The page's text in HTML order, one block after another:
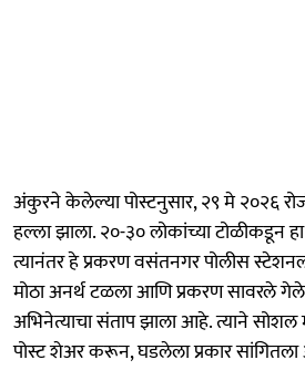
अंकुरने केलेल्या पोस्टनुसार, २९ मे २०२६
हल्ला झाला. २०-३० लोकांच्या टोळीकडून
त्यानंतर हे प्रकरण वसंतनगर पोलीस
मोठा अनर्थ टळला आणि प्रकरण सावरले
अभिनेत्याचा संताप झाला आहे. त्याने सोशल
पोस्ट शेअर करून, घडलेला प्रकार